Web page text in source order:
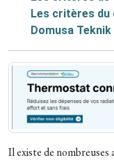
Les critères du
Domusa Teknik
Il existe de nombreuses